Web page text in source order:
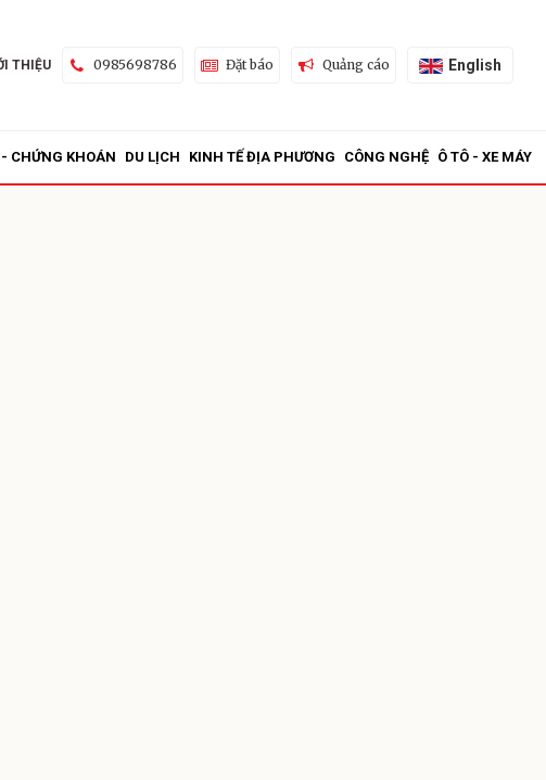
THIỆU 0985698786 Đặt báo Quảng cáo English
CHỨNG KHOÁN DU LỊCH KINH TẾ ĐỊA PHƯƠNG CÔNG NGHỆ Ô TÔ - XE MÁY